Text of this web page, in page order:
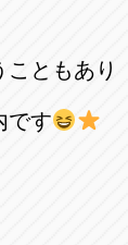
35-
ともあり
です